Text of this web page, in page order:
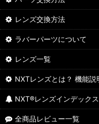
レンズ交換方法
ラバーパーツについて
レンズ一覧
NXTレンズとは？ 機能説
NXT®レンズインデックス
全商品レビュー一覧